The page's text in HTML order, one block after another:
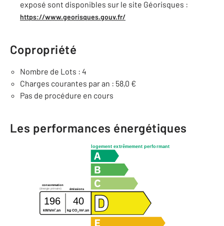
exposé sont disponibles sur le site Géorisques :
https://www.georisques.gouv.fr/
Copropriété
Nombre de Lots : 4
Charges courantes par an : 58,0 €
Pas de procédure en cours
Les performances énergétiques
logement extrêmement performant
consommation
émissions
(énergie primaire)
196 40
kWh/m2.an kg CO2 /m2 .an